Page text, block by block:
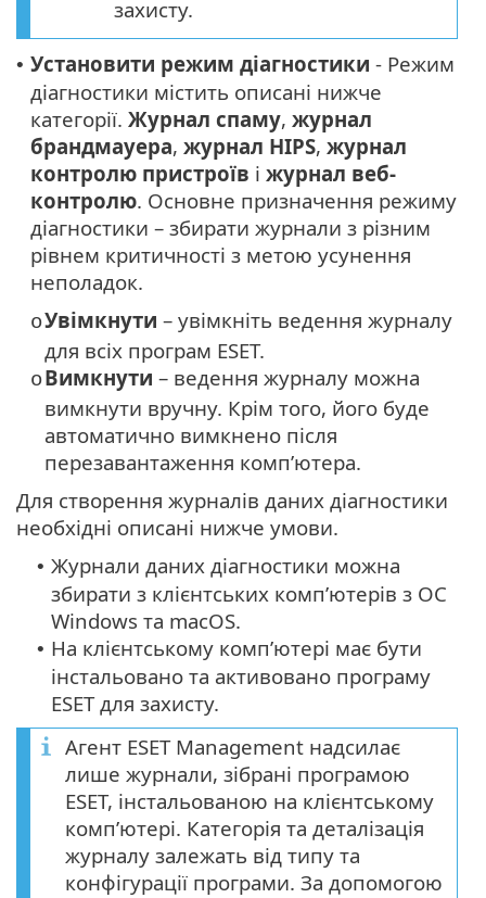
захисту.
• Установити режим діагностики - Режим
діагностики містить описані нижче
категорії. Журнал спаму, журнал
брандмауера, журнал HIPS, журнал
контролю пристроїв і журнал веб-
контролю. Основне призначення режиму
діагностики – збирати журнали з різним
рівнем критичності з метою усунення
неполадок.
oУвімкнути – увімкніть ведення журналу
для всіх програм ESET.
oВимкнути – ведення журналу можна
вимкнути вручну. Крім того, його буде
автоматично вимкнено після
перезавантаження комп’ютера.
Для створення журналів даних діагностики
необхідні описані нижче умови.
• Журнали даних діагностики можна
збирати з клієнтських комп’ютерів з ОС
Windows та macOS.
• На клієнтському комп’ютері має бути
інстальовано та активовано програму
ESET для захисту.
Агент ESET Management надсилає
лише журнали, зібрані програмою
ESET, інстальованою на клієнтському
комп’ютері. Категорія та деталізація
журналу залежать від типу та
конфігурації програми. За допомогою